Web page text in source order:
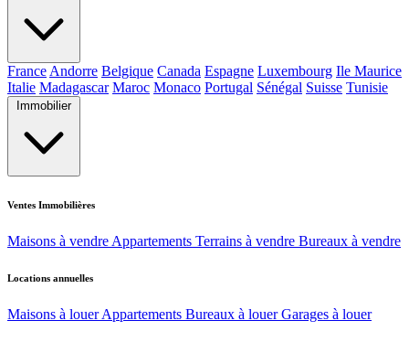
France Andorre Belgique Canada Espagne Luxembourg Ile Maurice
Italie Madagascar Maroc Monaco Portugal Sénégal Suisse Tunisie
Immobilier
Ventes Immobilières
Maisons à vendre Appartements Terrains à vendre Bureaux à vendre
Locations annuelles
Maisons à louer Appartements Bureaux à louer Garages à louer